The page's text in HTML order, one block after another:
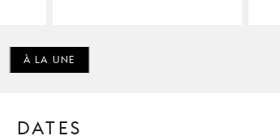
À LA UNE
DATES